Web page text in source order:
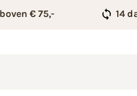
€ 75,- 14